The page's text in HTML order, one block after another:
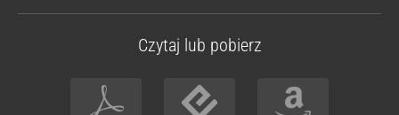
Czytaj lub pobierz